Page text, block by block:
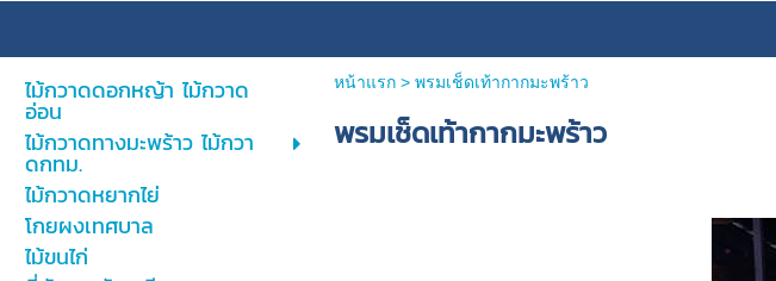
ไม้กวาดดอกหญ้า ไม้กวาด
อ่อน
ไม้กวาดทางมะพร้าว ไม้กวา
ดกทม.
ไม้กวาดหยากไย่
โกยผงเทศบาล
ไม้ขนไก่
หน้าแรก> พรมเช็ดเท้ากากมะพร้าว
พรมเช็ดเท้ากากมะพร้าว